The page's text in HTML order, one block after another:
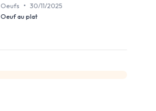
Oeufs • 30/11/2025
Oeuf au plat